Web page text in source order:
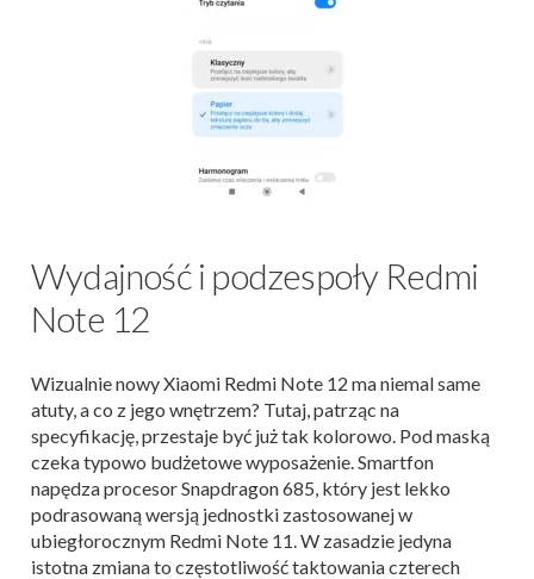
Wydajność i podzespoły Redmi
Note 12
Wizualnie nowy Xiaomi Redmi Note 12 ma niemal same
atuty, a co z jego wnętrzem? Tutaj, patrząc na
specyfikację, przestaje być już tak kolorowo. Pod maską
czeka typowo budżetowe wyposażenie. Smartfon
napędza procesor Snapdragon 685, który jest lekko
podrasowaną wersją jednostki zastosowanej w
ubiegłorocznym Redmi Note 11. W zasadzie jedyna
istotna zmiana to częstotliwość taktowania czterech